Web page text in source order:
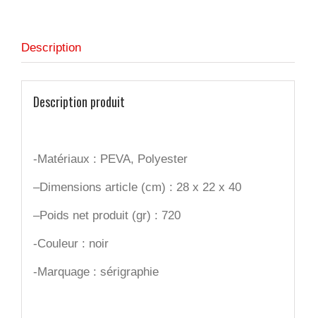
Description
Description produit
-Matériaux : PEVA, Polyester
–Dimensions article (cm) : 28 x 22 x 40
–Poids net produit (gr) : 720
-Couleur : noir
-Marquage : sérigraphie